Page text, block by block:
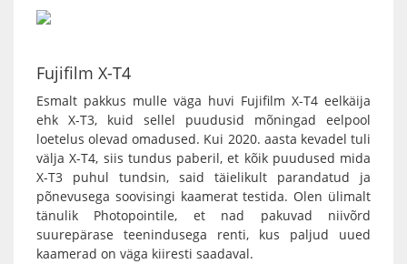
Fujifilm X-T4
Esmalt pakkus mulle väga huvi Fujifilm X-T4 eelkäija
ehk X-T3, kuid sellel puudusid mõningad eelpool
loetelus olevad omadused. Kui 2020. aasta kevadel tuli
väljaX-T4, siis tundus paberil, et kõik puudused mida
X-T3 puhul tundsin, said täielikult parandatud ja
põnevusega soovisingi kaamerat testida. Olen ülimalt
tänulik Photopointile, et nad pakuvad niivõrd
suurepärase teenindusega renti, kus paljud uued
kaamerad on väga kiiresti saadaval.